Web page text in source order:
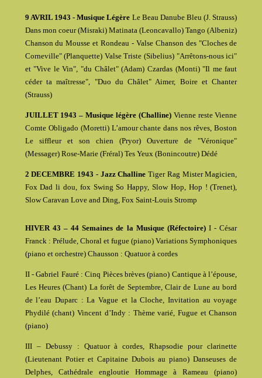
9 AVRIL 1943 - Musique Légère Le Beau Danube Bleu (J. Strauss)
Dans mon coeur (Misraki) Matinata (Leoncavallo) Tango (Albeniz)
Chanson du Mousse et Rondeau - Valse Chanson des "Cloches de
Corneville" (Planquette) Valse Triste (Sibelius) "Arrêtons-nous ici"
et "Vive le Vin", "du Châlet" (Adam) Czardas (Monti) "Il me faut
céder ta maîtresse", "Duo du Châlet" Aimer, Boire et Chanter
(Strauss)
JUILLET 1943 – Musique légère (Challine)Vienne reste Vienne
Comte Obligado (Moretti) L’amour chante dans nos rêves, Boston
Le siffleur et son chien (Pryor) Ouverture de "Véronique"
(Messager) Rose-Marie (Fréral) Tes Yeux (Bonincoutre) Dédé
2 DECEMBRE 1943 - Jazz Challine Tiger Rag Mister Magicien,
Fox Dad li dou, fox Swing So Happy, Slow Hop, Hop ! (Trenet),
Slow Caravan Love and Ding, Fox Saint-Louis Stromp
HIVER 43 – 44 Semaines de la Musique (Réfectoire)I - César
Franck : Prélude, Choral et fugue (piano) Variations Symphoniques
(piano et orchestre) Chausson : Quatuor à cordes
II - Gabriel Fauré : Cinq Pièces brèves (piano) Cantique à l’épouse,
Les Heures (Chant) La forêt de Septembre, Clair de Lune au bord
de l’eau Duparc : La Vague et la Cloche, Invitation au voyage
Phydilé (chant) Vincent d’Indy : Thème varié, Fugue et Chanson
(piano)
III – Debussy : Quatuor à cordes, Rhapsodie pour clarinette
(Lieutenant Potier et Capitaine Dubois au piano) Danseuses de
Delphes, Cathédrale engloutie Hommage à Rameau (piano)